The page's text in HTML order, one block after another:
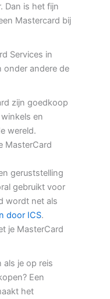
Dan is het fijn
Mastercard bij
Services in
onder andere de
zijn goedkoop
en
wereld.
MasterCard
geruststelling
gebruikt voor
wordt net als
door ICS.
je MasterCard
als je op reis
Een
het